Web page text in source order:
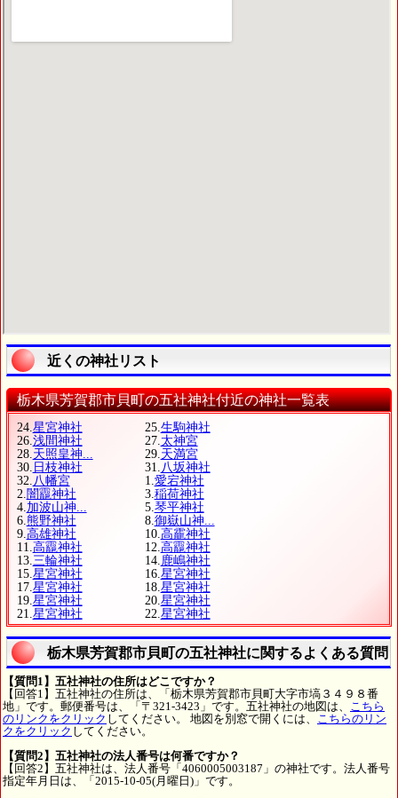
近くの神社リスト
栃木県芳賀郡市貝町の五社神社付近の神社一覧表
24.星宮神社 25.生駒神社
26.浅間神社 27.太神宮
28.天照皇神... 29.天満宮
30. 日枝神社 31.八坂神社
32.八幡宮 1.愛宕神社
2.闇龗神社 3.稲荷神社
4.加波山神... 5.琴平神社
6.熊野神社 8.御嶽山神...
9.高雄神社 10.高靇神社
11.高龗神社 12.高龗神社
13.三輪神社 14.鹿嶋神社
15.星宮神社 16.星宮神社
17.星宮神社 18.星宮神社
19.星宮神社 20.星宮神社
21.星宮神社 22.星宮神社
栃木県芳賀郡市貝町の五社神社に関するよくある質問
【質問1】五社神社の住所はどこですか？
【回答1】五社神社の住所は、「栃木県芳賀郡市貝町大字市塙３４９８番
地」です。郵便番号は、「〒321-3423」です。五社神社の地図は、 こちら
のリンクをクリック してください。 地図を別窓で開くには、 こちらのリン
クをクリック してください。
【質問2】五社神社の法人番号は何番ですか？
【回答2】五社神社は、法人番号「4060005003187」の神社です。法人番号
指定年月日は、「2015-10-05(月曜日)」です。